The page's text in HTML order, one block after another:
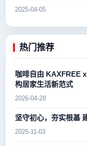
2025-04-05
热门推荐
咖啡自由 KAXFREE
构居家生活新范式
2026-04-28
2025-11-03